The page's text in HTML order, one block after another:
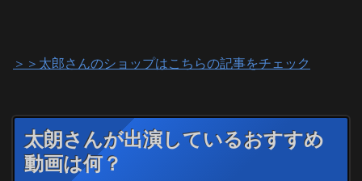
＞＞太郎さんのショップはこちらの記事をチェック
太朗さんが出演しているおすすめ
動画は何？